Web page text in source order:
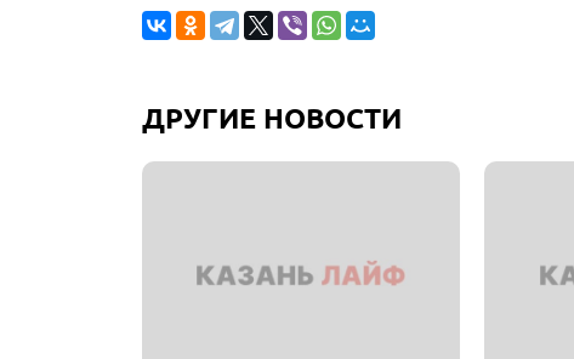
ДРУГИЕ НОВОСТИ